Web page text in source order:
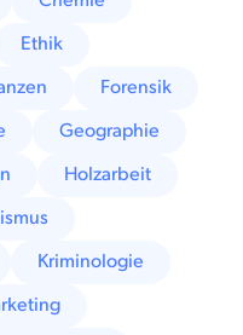
Ethik
Forensik
Geographie
Holzarbeit
Kriminologie